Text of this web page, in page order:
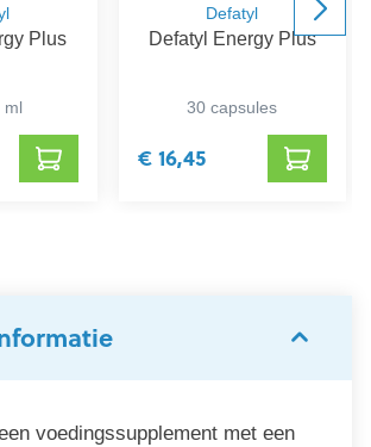
Plus
Defatyl
Defatyl Energy Plus
30 capsules
€ 16,45
voedingssupplement met een